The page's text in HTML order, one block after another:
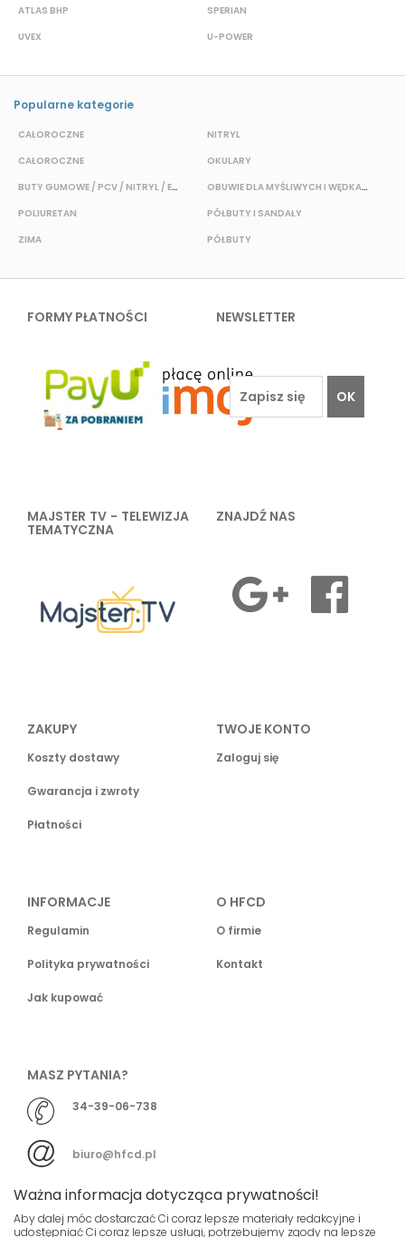
ATLAS BHP
UVEX
SPERIAN
U-POWER
Popularne kategorie
CAŁOROCZNE
CAŁOROCZNE
BUTY GUMOWE / PCV / NITRYL / EVA
POLIURETAN
ZIMA
NITRYL
OKULARY
OBUWIE DLA MYŚLIWYCH I WĘDKARZY
PÓŁBUTY I SANDAŁY
PÓŁBUTY
FORMY PŁATNOŚCI NEWSLETTER
OK
MAJSTER TV - TELEWIZJA
TEMATYCZNA
ZNAJDŹ NAS
ZAKUPY
Koszty dostawy
Gwarancja i zwroty
Płatności
TWOJE KONTO
Zaloguj się
INFORMACJE
Regulamin
Polityka prywatności
Jak kupować
O HFCD
O firmie
Kontakt
MASZ PYTANIA?
34-39-06-738
biuro@hfcd.pl
Ważna informacja dotycząca prywatności!
Aby dalej móc dostarczać Ci coraz lepsze materiały redakcyjne i
udostępniać Ci coraz lepsze usługi, potrzebujemy zgody na lepsze